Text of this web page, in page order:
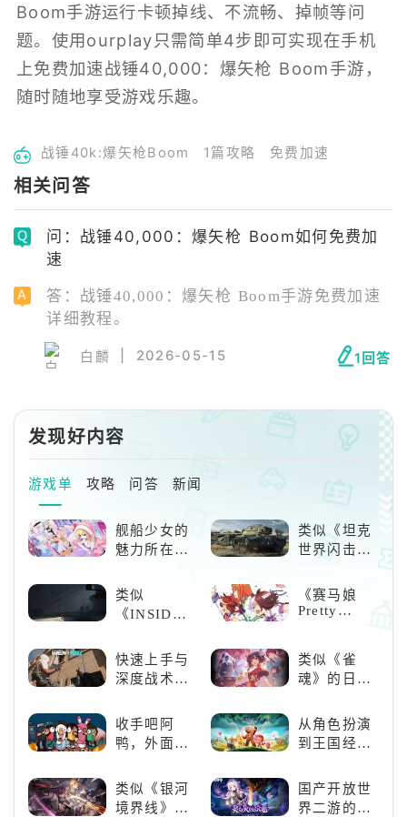
Boom手游运行卡顿掉线、不流畅、掉帧等问
题。使用ourplay只需简单4步即可实现在手机
上免费加速战锤40,000：爆矢枪 Boom手游，
随时随地享受游戏乐趣。
战锤40k:爆矢枪Boom 1篇攻略 免费加速
相关问答
问：战锤40,000：爆矢枪 Boom如何免费加
速
答：战锤40,000：爆矢枪 Boom手游免费加速
详细教程。
白麟 2026-05-15 1回答
发现好内容
游戏单 攻略 问答 新闻
舰船少女的
魅力所在：
线》
类似《坦克
世界闪击
（WOTB）
的军事类游
爱的装备出
发吧！
类似
《INSIDE》
戏！快动起
你的小脑筋
《赛马娘
Pretty
的竞速之旅
快速上手与
深度战术兼
六号M》是
否值得入
类似《雀
魂》的日系
好看的ACG
看板娘们等
收手吧阿
鸭，外面全
从角色扮演
到王国经
游为何能俘
获玩家心？
类似《银河
境界线》的
国产开放世
界二游的里